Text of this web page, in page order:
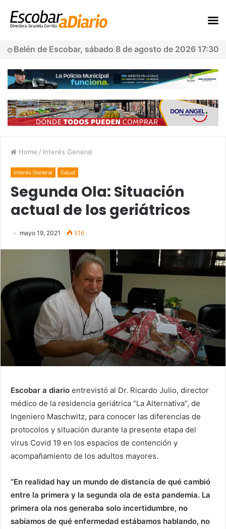
Belén de Escobar, sábado 8 de agosto de 2026 17:30
Home / Interés General
Interés General Salud
Segunda Ola: Situación
actual de los geriátricos
mayo 19, 2021 516
Escobar a diario entrevistó al Dr. Ricardo Julio, director
médico de la residencia geriátrica “La Alternativa”, de
Ingeniero Maschwitz, para conocer las diferencias de
protocolos y situación durante la presente etapa del
virus Covid 19 en los espacios de contención y
acompañamiento de los adultos mayores.
“En realidad hay un mundo de distancia de qué cambió
entre la primera y la segunda ola de esta pandemia. La
primera ola nos generaba solo incertidumbre, no
sabíamos de qué enfermedad estábamos hablando, no